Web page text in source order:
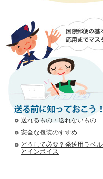
送れるもの・送れないもの
安全な包装のすすめ
どうして必要？発送用ラベル
とインボイス